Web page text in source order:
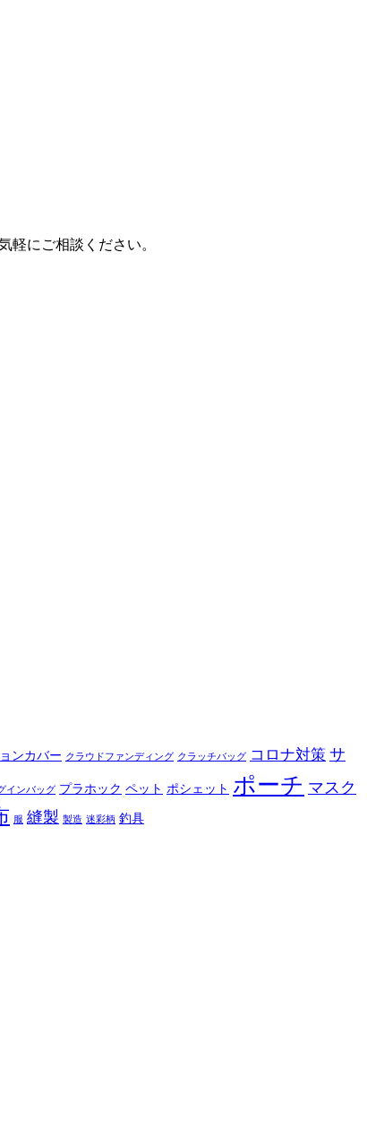
軽にご相談ください。
ンカバー クラウドファンディング クラッチバッグ コロナ対策 サ
インバッグ プラホック ペット ポシェット ポーチ マスク
服 縫製 製造 迷彩柄 釣具